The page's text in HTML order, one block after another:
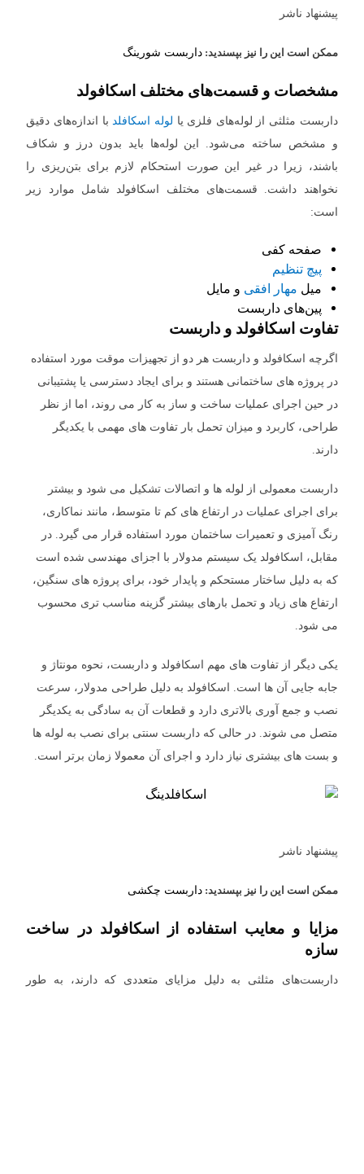
پیشنهاد ناشر
ممکن است این را نیز بپسندید:داربست شورینگ
مشخصات و قسمت‌های مختلف اسکافولد
داربست مثلثی از لوله‌های فلزی یا لوله اسکافلد با اندازه‌های دقیق
و مشخص ساخته می‌شود. این لوله‌ها باید بدون درز و شکاف
باشند، زیرا در غیر این صورت استحکام لازم برای بتن‌ریزی را
نخواهند داشت. قسمت‌های مختلف اسکافولد شامل موارد زیر
است:
صفحه کفی
پیچ تنظیم
میل مهار افقی و مایل
پین‌های داربست
تفاوت اسکافولد و داربست
اگرچه اسکافولد و داربست هر دو از تجهیزات موقت مورد استفاده
در پروژه های ساختمانی هستند و برای ایجاد دسترسی یا پشتیبانی
در حین اجرای عملیات ساخت و ساز به کار می روند، اما از نظر
طراحی، کاربرد و میزان تحمل بار تفاوت های مهمی با یکدیگر
دارند.
داربست معمولی از لوله ها و اتصالات تشکیل می شود و بیشتر
برای اجرای عملیات در ارتفاع های کم تا متوسط، مانند نماکاری،
رنگ آمیزی و تعمیرات ساختمان مورد استفاده قرار می گیرد. در
مقابل، اسکافولد یک سیستم مدولار با اجزای مهندسی شده است
که به دلیل ساختار مستحکم و پایدار خود، برای پروژه های سنگین،
ارتفاع های زیاد و تحمل بارهای بیشتر گزینه مناسب تری محسوب
می شود.
یکی دیگر از تفاوت های مهم اسکافولد و داربست، نحوه مونتاژ و
جابه جایی آن ها است. اسکافولد به دلیل طراحی مدولار، سرعت
نصب و جمع آوری بالاتری دارد و قطعات آن به سادگی به یکدیگر
متصل می شوند. در حالی که داربست سنتی برای نصب به لوله ها
و بست های بیشتری نیاز دارد و اجرای آن معمولا زمان برتر است.
پیشنهاد ناشر
ممکن است این را نیز بپسندید:داربست چکشی
مزایا و معایب استفاده از اسکافولد در ساخت
سازه
داربست‌های مثلثی به دلیل مزایای متعددی که دارند، به طور